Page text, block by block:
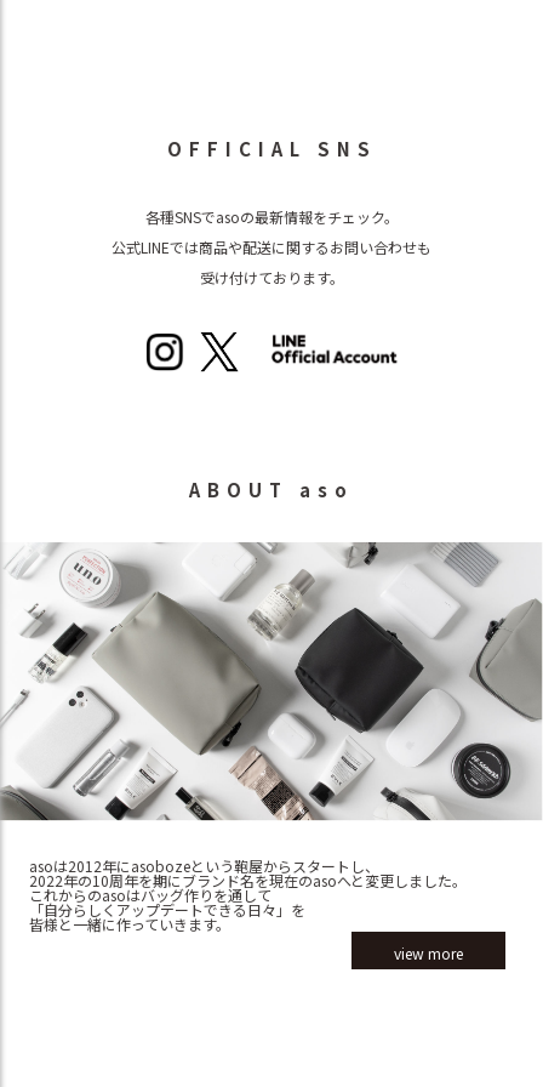
OFFICIAL SNS
各種SNSでasoの最新情報をチェック。
公式LINEでは商品や配送に関するお問い合わせも
受け付けております。
ABOUT aso
asoは2012年にasobozeという鞄屋からスタートし、
2022年の10周年を期にブランド名を現在のasoへと変更しました。
これからのasoはバッグ作りを通して
「自分らしくアップデートできる日々」を
皆様と一緒に作っていきます。
view more